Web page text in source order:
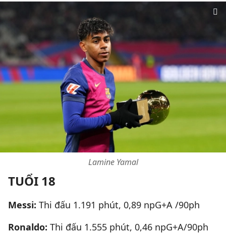
Lamine Yamal
TUỔI 18
Messi: Thi đấu 1.191 phút, 0,89 npG+A /90ph
Ronaldo: Thi đấu 1.555 phút, 0,46 npG+A/90ph